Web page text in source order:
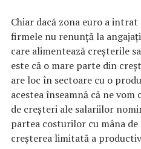
Chiar dacă zona euro a
firmele nu renunţă la
care alimentează creşterile
este că o mare parte din
are loc în sectoare cu o
acestea înseamnă că ne
de creşteri ale salariilor
partea costurilor cu mâna
creşterea limitată a